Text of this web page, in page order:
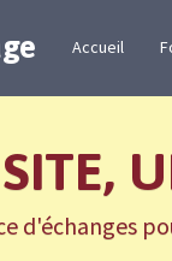
Accueil
d'échanges